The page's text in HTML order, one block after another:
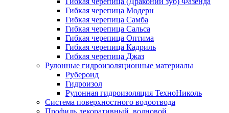
Гибкая черепица Модерн
Гибкая черепица Самба
Гибкая черепица Сальса
Гибкая черепица Оптима
Гибкая черепица Кадриль
Гибкая черепица Джаз
Рулонные гидроизоляционные материалы
Рубероид
Гидроизол
Рулонная гидроизоляция ТехноНиколь
Система поверхностного водоотвода
Профиль декоративный, волновой